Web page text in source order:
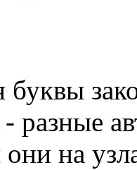
буквы
на